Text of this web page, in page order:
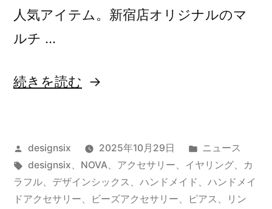
人気アイテム。新宿店オリジナルのマ
ルチ …
“新
ミ
ネ
限
続きを読む
投
稿
者:
designsix 2025年10月29日
カ
テ
ゴ
リ
ニュース
タ
グ:
designsix、 NOVA、 アクセサリー、 イヤリング、
カ
ラフル、 デザインシックス 、 ハンドメイド 、 ハンドメイ
ドアクセサリー、 ビーズアクセサリー、 ピアス 、
リン